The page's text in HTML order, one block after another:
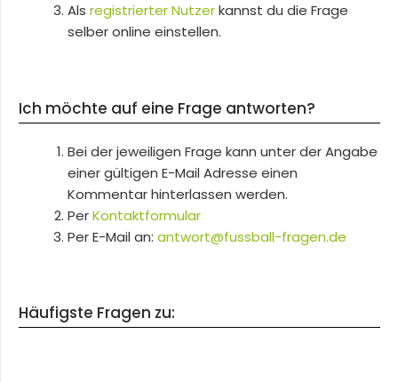
Als registrierter Nutzerkannst du die Frage
selber online einstellen.
Ich möchte auf eine Frage antworten?
Bei der jeweiligen Frage kann unter der Angabe
einer gültigen E-Mail Adresse einen
Kommentar hinterlassen werden.
PerKontaktformular
Per E-Mail an: antwort@fussball-fragen.de
Häufigste Fragen zu: